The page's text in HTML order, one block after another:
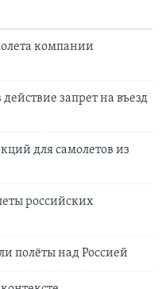
компании
запрет на въезд
для самолетов из
российских
полёты над Россией